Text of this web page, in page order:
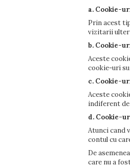
a. Cookie-
Prin acest
vizitarii
b. Cookie-
Aceste
cookie-uri
c. Cookie-
Aceste
indiferent
d. Cookie-
Atunci cand
contul cu
De
care nu a